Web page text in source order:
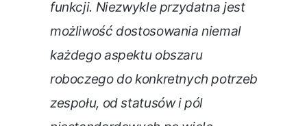
funkcji. Niezwykle przydatna jest
możliwość dostosowania niemal
każdego aspektu obszaru
roboczego do konkretnych potrzeb
zespołu, od statusów i pól